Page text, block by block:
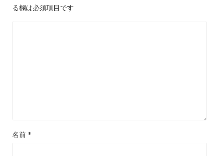
る欄は必須項目です
名前 *